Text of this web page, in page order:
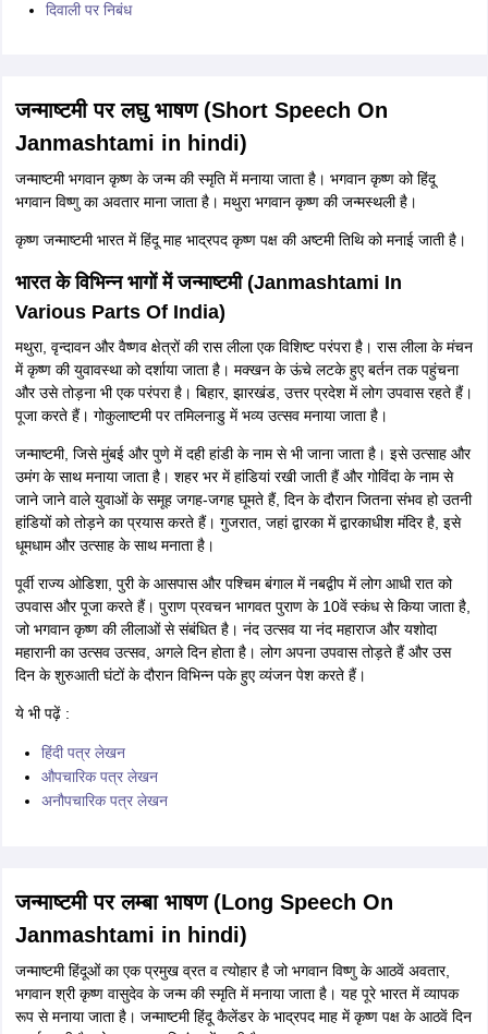
दिवाली पर निबंध
जन्माष्टमी पर लघु भाषण (Short Speech On
Janmashtami in hindi)
जन्माष्टमी भगवान कृष्ण के जन्म की स्मृति में मनाया जाता है। भगवान कृष्ण को हिंदू
भगवान विष्णु का अवतार माना जाता है। मथुरा भगवान कृष्ण की जन्मस्थली है।
कृष्ण जन्माष्टमी भारत में हिंदू माह भाद्रपद कृष्ण पक्ष की अष्टमी तिथि को मनाई जाती है।
भारत के विभिन्न भागों में जन्माष्टमी (Janmashtami In
Various Parts Of India)
मथुरा, वृन्दावन और वैष्णव क्षेत्रों की रास लीला एक विशिष्ट परंपरा है। रास लीला के मंचन
में कृष्ण की युवावस्था को दर्शाया जाता है। मक्खन के ऊंचे लटके हुए बर्तन तक पहुंचना
और उसे तोड़ना भी एक परंपरा है। बिहार, झारखंड, उत्तर प्रदेश में लोग उपवास रहते हैं।
पूजा करते हैं। गोकुलाष्टमी पर तमिलनाडु में भव्य उत्सव मनाया जाता है।
जन्माष्टमी, जिसे मुंबई और पुणे में दही हांडी के नाम से भी जाना जाता है। इसे उत्साह और
उमंग के साथ मनाया जाता है। शहर भर में हांडियां रखी जाती हैं और गोविंदा के नाम से
जाने जाने वाले युवाओं के समूह जगह-जगह घूमते हैं, दिन के दौरान जितना संभव हो उतनी
हांडियों को तोड़ने का प्रयास करते हैं। गुजरात, जहां द्वारका में द्वारकाधीश मंदिर है, इसे
धूमधाम और उत्साह के साथ मनाता है।
पूर्वी राज्य ओडिशा, पुरी के आसपास और पश्चिम बंगाल में नबद्वीप में लोग आधी रात को
उपवास और पूजा करते हैं। पुराण प्रवचन भागवत पुराण के 10वें स्कंध से किया जाता है,
जो भगवान कृष्ण की लीलाओं से संबंधित है। नंद उत्सव या नंद महाराज और यशोदा
महारानी का उत्सव उत्सव, अगले दिन होता है। लोग अपना उपवास तोड़ते हैं और उस
दिन के शुरुआती घंटों के दौरान विभिन्न पके हुए व्यंजन पेश करते हैं।
ये भी पढ़ें :
हिंदी पत्र लेखन
औपचारिक पत्र लेखन
अनौपचारिक पत्र लेखन
जन्माष्टमी पर लम्बा भाषण (Long Speech On
Janmashtami in hindi)
जन्माष्टमी हिंदूओं का एक प्रमुख व्रत व त्योहार है जो भगवान विष्णु के आठवें अवतार,
भगवान श्री कृष्ण वासुदेव के जन्म की स्मृति में मनाया जाता है। यह पूरे भारत में व्यापक
रूप से मनाया जाता है। जन्माष्टमी हिंदू कैलेंडर के भाद्रपद माह में कृष्ण पक्ष के आठवें दिन